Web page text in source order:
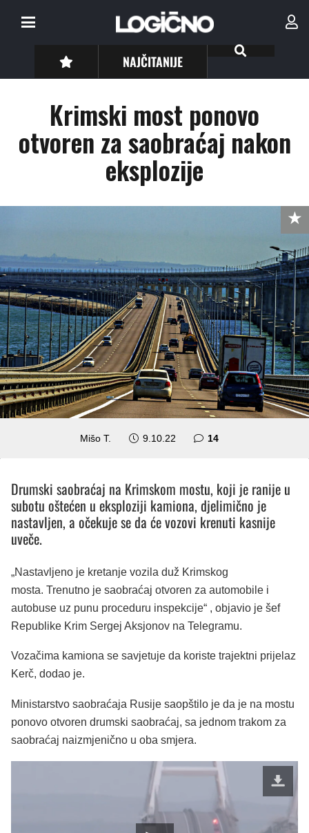
NAJČITANIJE
Krimski most ponovo
otvoren za saobraćaj nakon
eksplozije
Mišo T. 9.10.22 14komentara
Drumski saobraćaj na Krimskom mostu, koji je ranije u
subotu oštećen u eksploziji kamiona, djelimično je
nastavljen, a očekuje se da će vozovi krenuti kasnije
uveče.
„Nastavljeno je kretanje vozila duž Krimskog
mosta. Trenutno je saobraćaj otvoren za automobile i
autobuse uz punu proceduru inspekcije“ , objavio je šef
Republike Krim Sergej Aksjonov na Telegramu.
Vozačima kamiona se savjetuje da koriste trajektni prijelaz
Kerč, dodao je.
Ministarstvo saobraćaja Rusije saopštilo je da je na mostu
ponovo otvoren drumski saobraćaj, sa jednom trakom za
saobraćaj naizmjenično u oba smjera.